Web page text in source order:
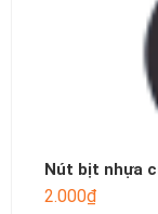
Nút bịt nhựa
2.000₫